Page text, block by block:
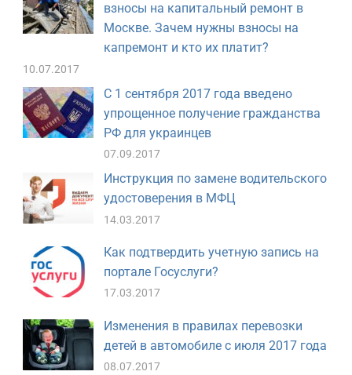
взносы на капитальный ремонт в
Москве. Зачем нужны взносы на
капремонт и кто их платит?
10.07.2017
С 1 сентября 2017 года введено
упрощенное получение гражданства
РФ для украинцев
07.09.2017
Инструкция по замене водительского
удостоверения в МФЦ
14.03.2017
Как подтвердить учетную запись на
портале Госуслуги?
17.03.2017
Изменения в правилах перевозки
детей в автомобиле с июля 2017 года
08.07.2017